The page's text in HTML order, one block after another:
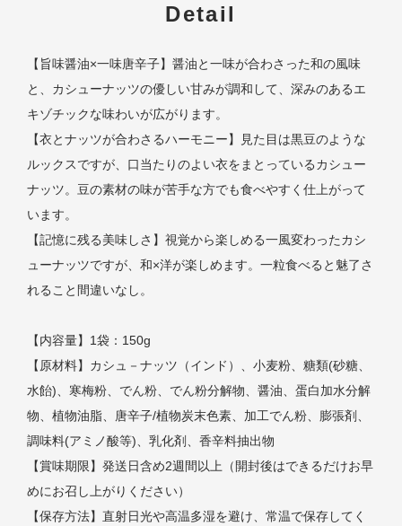
Detail
【旨味醤油×一味唐辛子】醤油と一味が合わさった和の風味
と、カシューナッツの優しい甘みが調和して、深みのあるエ
キゾチックな味わいが広がります。
【衣とナッツが合わさるハーモニー】見た目は黒豆のような
ルックスですが、口当たりのよい衣をまとっているカシュー
ナッツ。豆の素材の味が苦手な方でも食べやすく仕上がって
います。
【記憶に残る美味しさ】視覚から楽しめる一風変わったカシ
ューナッツですが、和×洋が楽しめます。一粒食べると魅了さ
れること間違いなし。
【内容量】1袋：150g
【原材料】カシュ－ナッツ（インド）、小麦粉、糖類(砂糖、
水飴)、寒梅粉、でん粉、でん粉分解物、醤油、蛋白加水分解
物、植物油脂、唐辛子/植物炭末色素、加工でん粉、膨張剤、
調味料(アミノ酸等)、乳化剤、香辛料抽出物
【賞味期限】発送日含め2週間以上（開封後はできるだけお早
めにお召し上がりください）
【保存方法】直射日光や高温多湿を避け、常温で保存してく